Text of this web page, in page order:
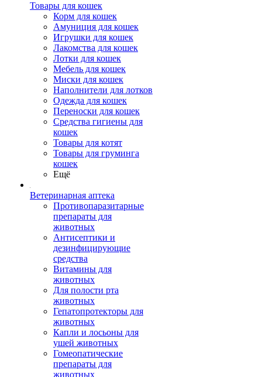
Товары для кошек
Корм для кошек
Амуниция для кошек
Игрушки для кошек
Лакомства для кошек
Лотки для кошек
Мебель для кошек
Миски для кошек
Наполнители для лотков
Одежда для кошек
Переноски для кошек
Средства гигиены для
кошек
Товары для котят
Товары для груминга
кошек
Ещё
Ветеринарная аптека
Противопаразитарные
препараты для
животных
Антисептики и
дезинфицирующие
средства
Витамины для
животных
Для полости рта
животных
Гепатопротекторы для
животных
Капли и лосьоны для
ушей животных
Гомеопатические
препараты для
животных